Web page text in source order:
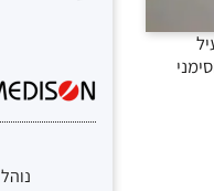
נוהל 49 סעיף 3.1, סעיף 3.2.3